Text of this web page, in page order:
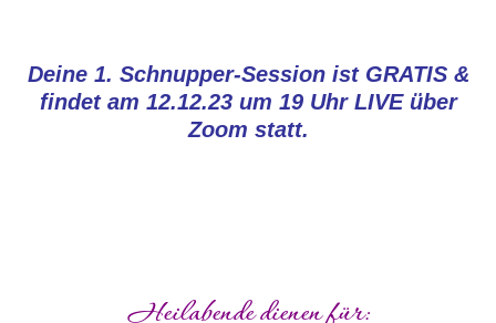
Deine 1. Schnupper-Session ist GRATIS &
findet am 12.12.23 um 19 Uhr LIVE über
Zoom statt.
Heilabende dienen für: